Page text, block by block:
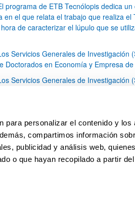
para personalizar el contenido y
compartimos información
publicidad y análisis web,
o que hayan recopilado a partir
programa de ETB Tecnólopis dedica
en el que relata el trabajo que realiza el
de caracterizar el lúpulo que se
Servicios Generales de Investigación
Doctorados en Economía y Empresa de
Servicios Generales de Investigación
química de dos variedades de lúpulo
Página
1 Página
2 Página
3 ...
PáginasPágina
79